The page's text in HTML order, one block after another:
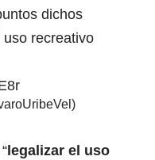
dichos
recreativo
legalizar el uso